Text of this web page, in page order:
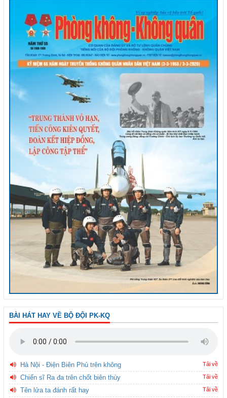
BÀI HÁT HAY VỀ BỘ ĐỘI PK-KQ
Hà Nội - Điện Biên Phủ trên không Tải về
Chiến sĩ Ra đa trên chốt biên thùy Tải về
Tên lửa ta đánh rất hay Tải về